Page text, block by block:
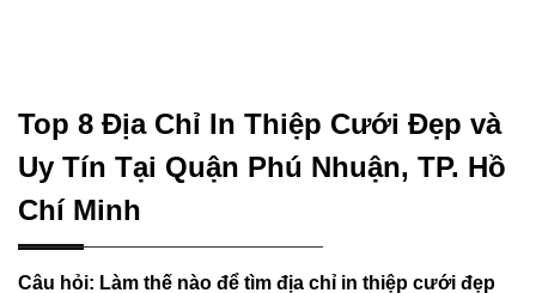
Top 8 Địa Chỉ In Thiệp Cưới Đẹp và
Uy Tín Tại Quận Phú Nhuận, TP. Hồ
Chí Minh
Câu hỏi: Làm thế nào để tìm địa chỉ in thiệp cưới đẹp